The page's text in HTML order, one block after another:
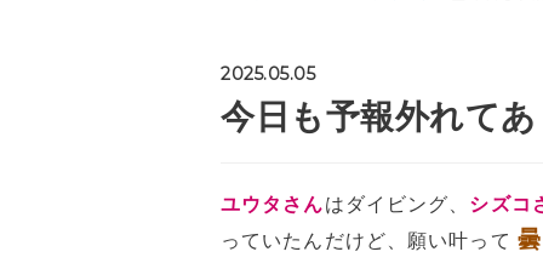
2025.05.05
今日も予報外れて
ユウタさんはダイビング、 シズコ
っていたんだけど、願い叶って